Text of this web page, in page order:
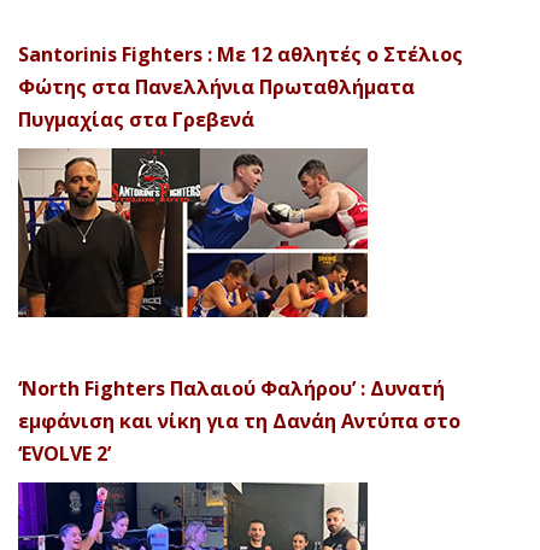
Santorinis Fighters : Με 12 αθλητές ο Στέλιος
Φώτης στα Πανελλήνια Πρωταθλήματα
Πυγμαχίας στα Γρεβενά
‘North Fighters Παλαιού Φαλήρου’ : Δυνατή
εμφάνιση και νίκη για τη Δανάη Αντύπα στο
‘EVOLVE 2’